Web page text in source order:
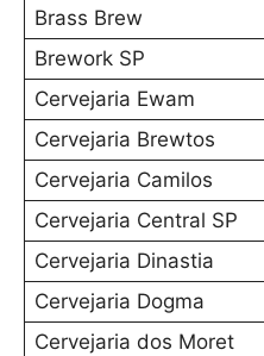
Brass Brew
Brework SP
Cervejaria Ewam
Cervejaria Brewtos
Cervejaria Camilos
Cervejaria Central SP
Cervejaria Dinastia
Cervejaria Dogma
Cervejaria dos Moret